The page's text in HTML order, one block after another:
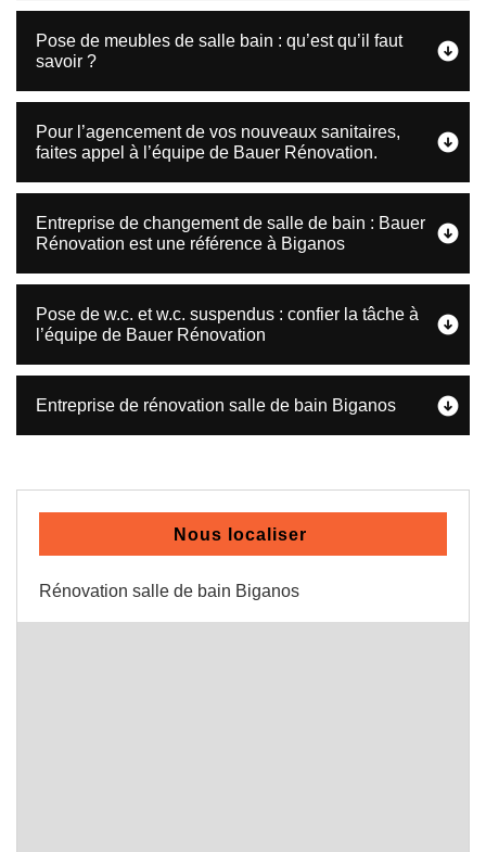
Pose de meubles de salle bain : qu’est qu’il faut
savoir ?
Pour l’agencement de vos nouveaux sanitaires,
faites appel à l’équipe de Bauer Rénovation.
Entreprise de changement de salle de bain : Bauer
Rénovation est une référence à Biganos
Pose de w.c. et w.c. suspendus : confier la tâche à
l’équipe de Bauer Rénovation
Entreprise de rénovation salle de bain Biganos
Nous localiser
Rénovation salle de bain Biganos